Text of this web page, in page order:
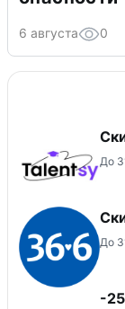
6 августа 0
До
До
-